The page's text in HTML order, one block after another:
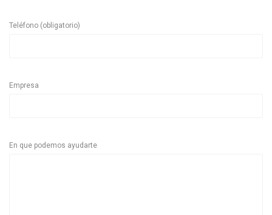
Teléfono (obligatorio)
Empresa
En que podemos ayudarte